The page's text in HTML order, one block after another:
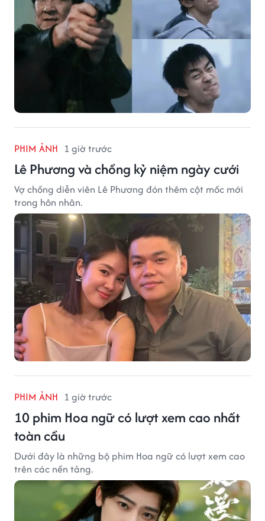
PHIM ẢNH 1 giờ trước
Lê Phương và chồng kỷ niệm ngày cưới
Vợ chồng diễn viên Lê Phương đón thêm cột mốc mới
trong hôn nhân.
PHIM ẢNH 1 giờ trước
10 phim Hoa ngữ có lượt xem cao nhất
toàn cầu
Dưới đây là những bộ phim Hoa ngữ có lượt xem cao
trên các nền tảng.